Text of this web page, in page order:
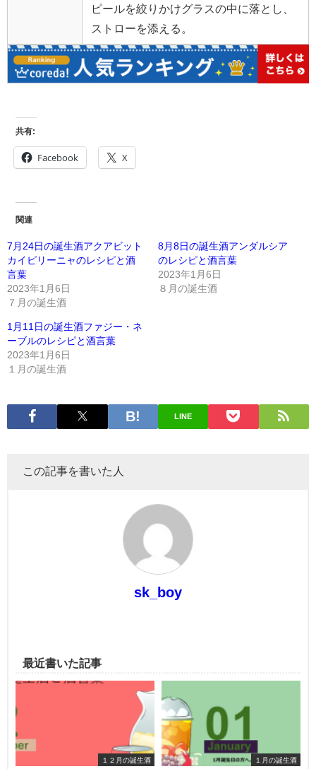
ピールを絞りかけグラスの中に落とし、
ストローを添える。
共有:
Facebook X
関連
7月24日の誕生酒アクアビット
カイピリーニャのレシピと酒
言葉
2023年1月6日
７月の誕生酒
8月8日の誕生酒アンダルシア
のレシピと酒言葉
2023年1月6日
８月の誕生酒
1月11日の誕生酒ファジー・ネ
ーブルのレシピと酒言葉
2023年1月6日
１月の誕生酒
LINE
この記事を書いた人
sk_boy
最近書いた記事
１２月の誕生酒 １月の誕生酒